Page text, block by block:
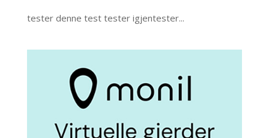
tester denne test tester igjentester...